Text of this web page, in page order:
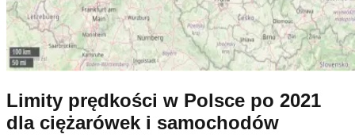
Limity prędkości w Polsce po 2021
dla ciężarówek i samochodów